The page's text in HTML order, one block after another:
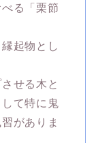
る「栗節
起物とし
せる木と
て特に鬼
がありま